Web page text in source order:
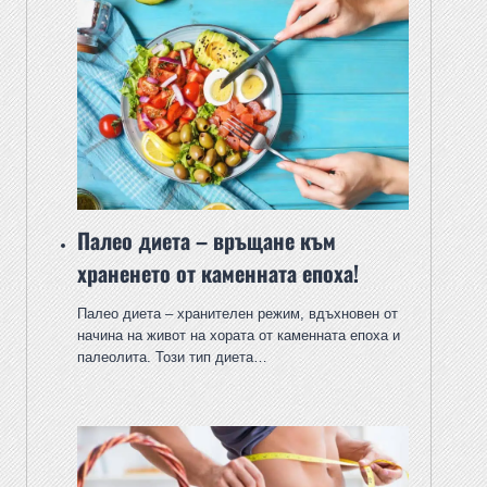
Палео диета – връщане към
храненето от каменната епоха!
Палео диета – хранителен режим, вдъхновен от
начина на живот на хората от каменната епоха и
палеолита. Този тип диета…